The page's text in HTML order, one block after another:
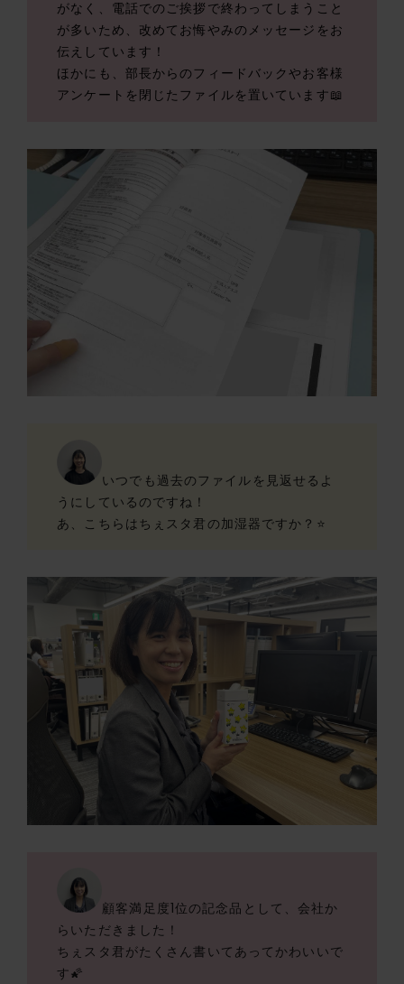
がなく、電話でのご挨拶で終わってしまうこと
が多いため、改めてお悔やみのメッセージをお
伝えしています！
ほかにも、部長からのフィードバックやお客様
アンケートを閉じたファイルを置いています📖
いつでも過去のファイルを見返せるよ
うにしているのですね！
あ、こちらはちぇスタ君の加湿器ですか？⭐
顧客満足度1位の記念品として、会社か
らいただきました！
ちぇスタ君がたくさん書いてあってかわいいで
す🌠